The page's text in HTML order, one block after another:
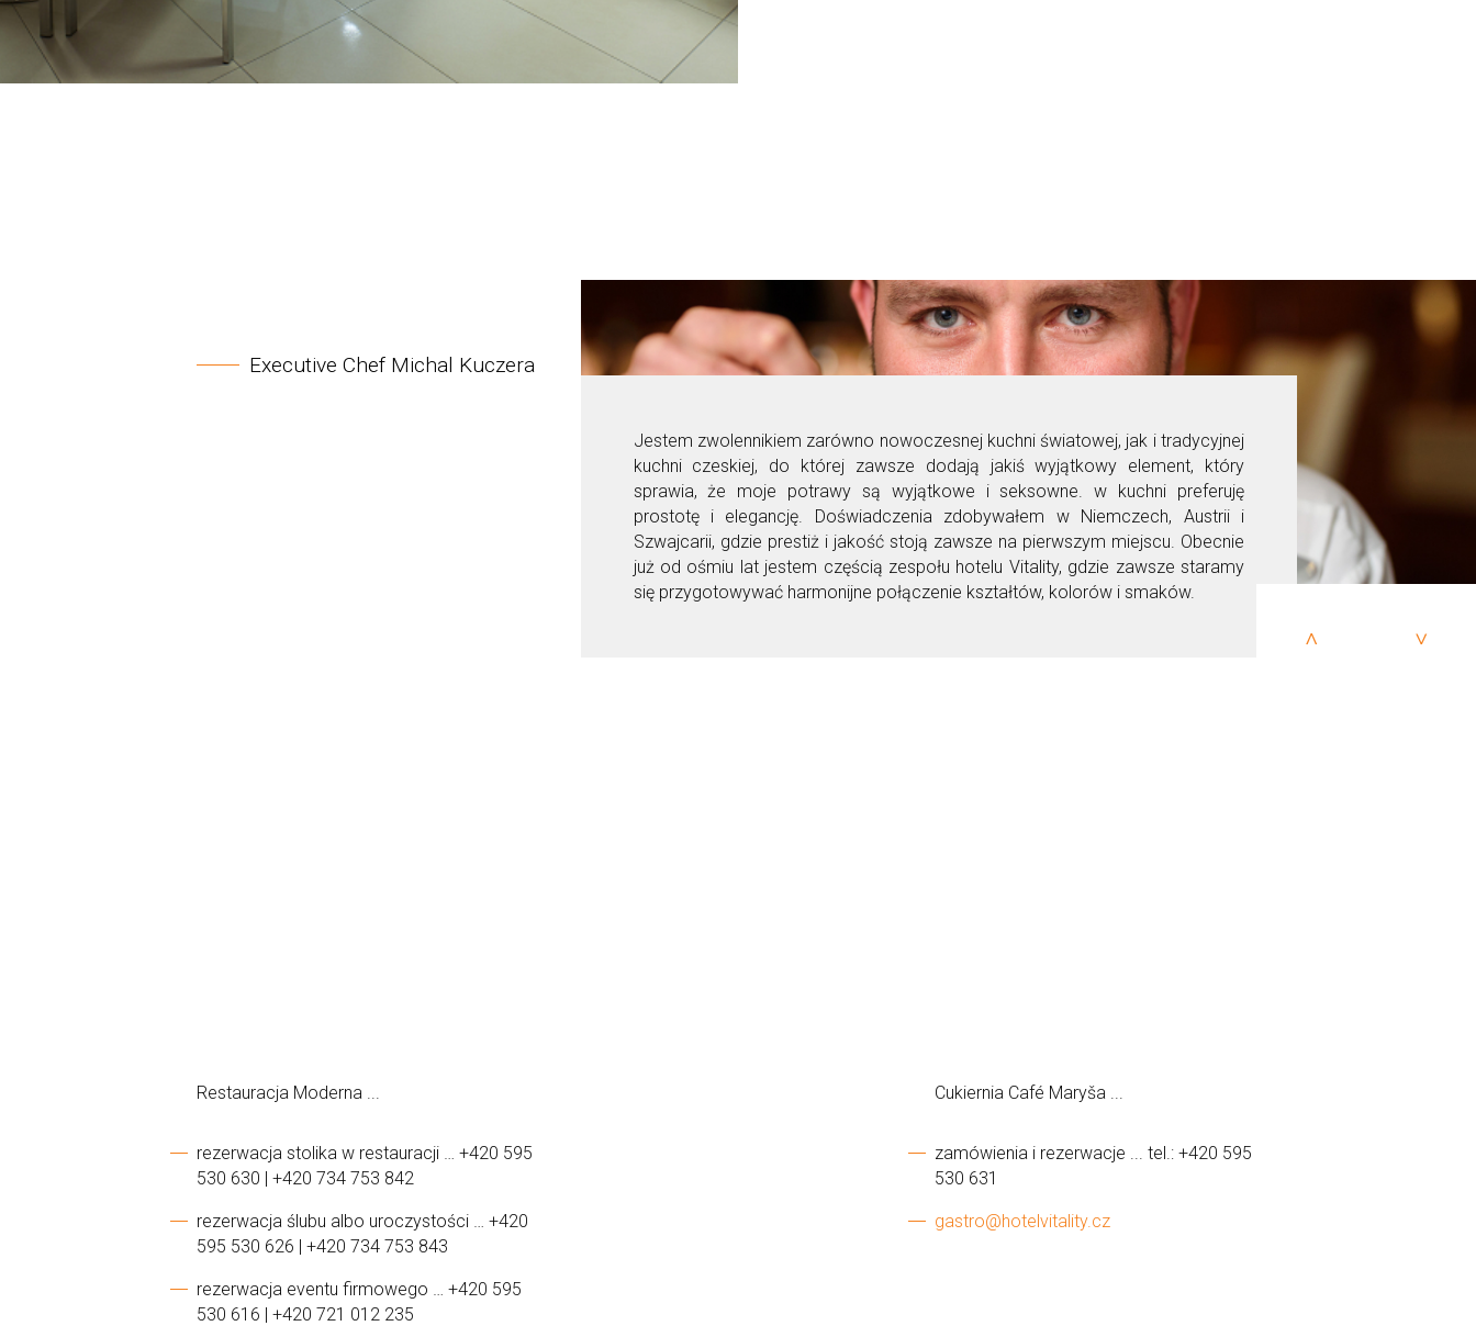
Executive Chef Michal Kuczera
Jestem zwolennikiem zarówno nowoczesnej kuchni światowej, jak i tradycyjnej
kuchni czeskiej, do której zawsze dodają jakiś wyjątkowy element, który
sprawia, że moje potrawy są wyjątkowe i seksowne. w kuchni preferuję
prostotę i elegancję. Doświadczenia zdobywałem w Niemczech, Austrii i
Szwajcarii, gdzie prestiż i jakość stoją zawsze na pierwszym miejscu. Obecnie
już od ośmiu lat jestem częścią zespołu hotelu Vitality, gdzie zawsze staramy
się przygotowywać harmonijne połączenie kształtów, kolorów i smaków.
> <
Cukiernia Café Maryša ...
zamówienia i rezerwacje ... tel.: +420 595
530 631
gastro@hotelvitality.cz
Restauracja Moderna ...
rezerwacja stolika w restauracji … +420 595
530 630 | +420 734 753 842
rezerwacja ślubu albo uroczystości … +420
595 530 626 | +420 734 753 843
rezerwacja eventu firmowego … +420 595
530 616 | +420 721 012 235